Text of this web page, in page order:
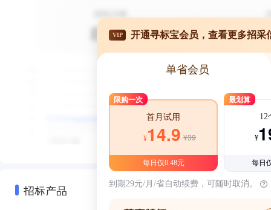
招标产品
VIP 开通寻标宝会员，查看更多招采
单省会员
限购一次
首月试用
¥14.9 ¥39
每日仅0.48元
最划算
12
¥
每日
到期29元/月/省自动续费，可随时取消。